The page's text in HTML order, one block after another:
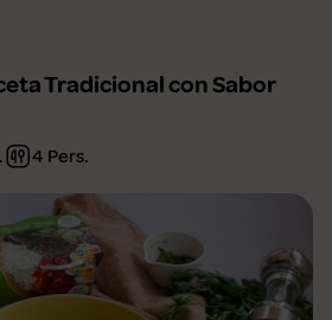
Tradicional con Sabor
4 Pers.